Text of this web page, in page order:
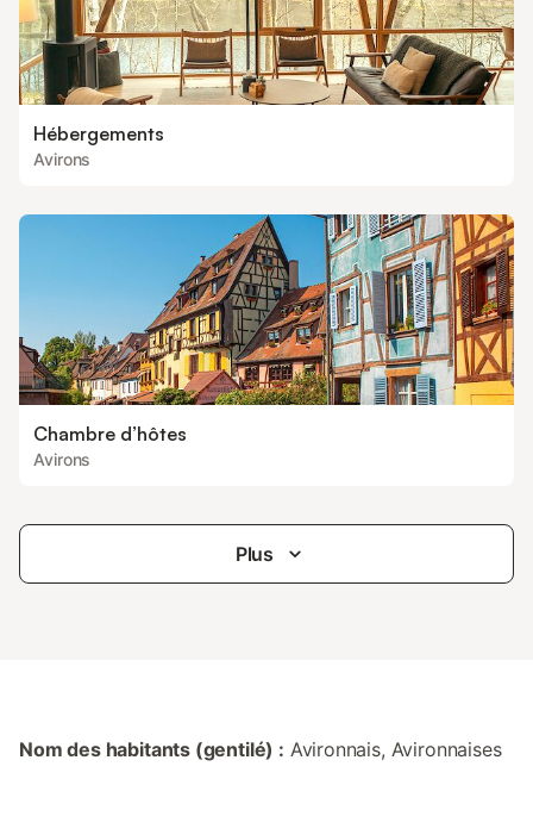
Hébergements
Avirons
Chambre d’hôtes
Avirons
Plus
Nom des habitants (gentilé) : Avironnais, Avironnaises